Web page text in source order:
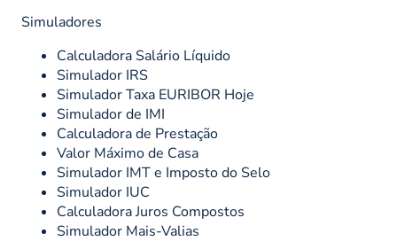
Simuladores
Calculadora Salário Líquido
Simulador IRS
Simulador Taxa EURIBOR Hoje
Simulador de IMI
Calculadora de Prestação
Valor Máximo de Casa
Simulador IMT e Imposto do Selo
Simulador IUC
Calculadora Juros Compostos
Simulador Mais-Valias